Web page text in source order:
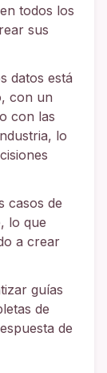
todos los
sus
datos está
con un
con las
lo
casos de
lo que
a crear
guías
de
de